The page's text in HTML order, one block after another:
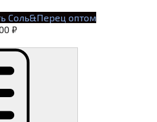
Соль&Перец оптом
₽